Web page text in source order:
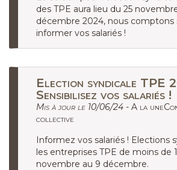
des TPE aura lieu du 25
décembre 2024, nous comptons
informer vos salariés !
Election syndicale TPE
Sensibilisez vos salariés !
Mis à jour le 10/06/24 - A la
collective
Informez vos salariés ! Elections
les entreprises TPE de moins de
novembre au 9 décembre.